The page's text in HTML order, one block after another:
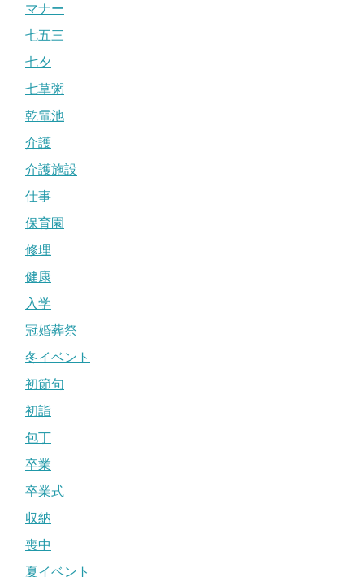
マナー
七五三
七夕
七草粥
乾電池
介護
介護施設
仕事
保育園
修理
健康
入学
冠婚葬祭
冬イベント
初節句
初詣
包丁
卒業
卒業式
収納
喪中
夏イベント